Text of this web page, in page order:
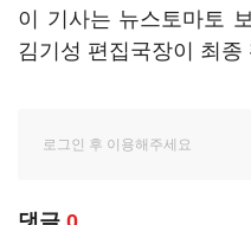
이 기사는 뉴스토마토
김기성 편집국장이 최종